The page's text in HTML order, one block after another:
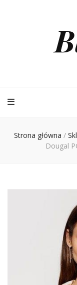
Strona główna /
Dougal